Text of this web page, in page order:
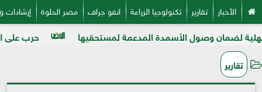
الأخبار تقارير تكنولوجيا الزراعة انفو جراف مصر الحلوة
حرب على السوق وصول الأسمدة المدعمة لمستحقيها
تقارير